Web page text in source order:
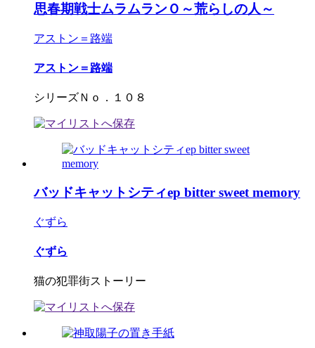
思春期戦士ムラムランＯ～荒らしの人～
アストン＝路端
アストン＝路端
シリーズＮｏ．１０８
バッドキャットシティep bitter sweet memory
ぐずら
ぐずら
猫の犯罪街ストーリー